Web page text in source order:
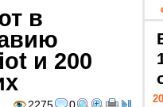
в
и 200